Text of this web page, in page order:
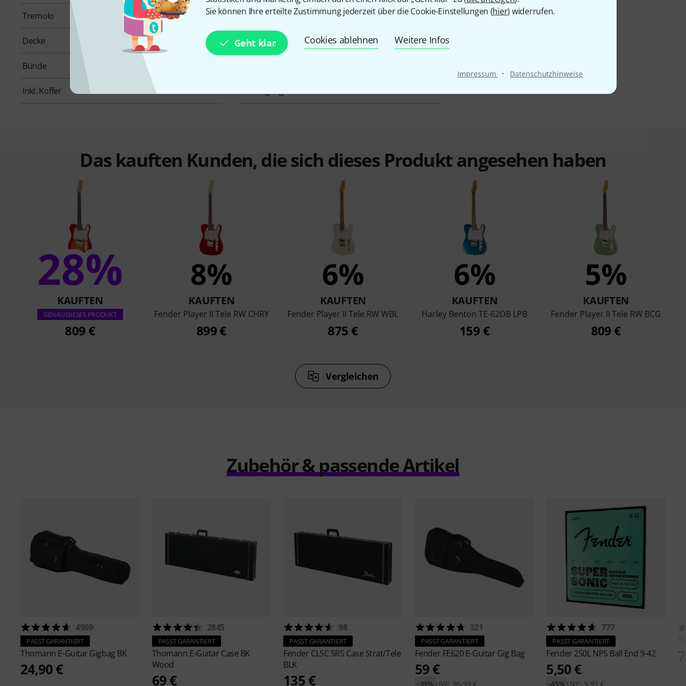
Sie können Ihre erteilte Zustimmung jederzeit über die Cookie-Einstellungen (hier) widerrufen.
Geht klar Cookies ablehnen Weitere Infos
Impressum · Datenschutzhinweise
Tremolo Nein Korpus Esche
Decke Keine Hals Ahorn
Bünde
Inkl. Koffer Nein Inkl. Gigbag Nein
Das kauften Kunden, die sich dieses Produkt angesehen haben
28%
KAUFTEN
GENAU DIESES PRODUKT
809 €
8%
KAUFTEN
Fender Player II Tele RW CHRY
899 €
6%
KAUFTEN
Fender Player II Tele RW WBL
875 €
6%
KAUFTEN
Harley Benton TE-62DB LPB
159 €
5%
KAUFTEN
Fender Player II Tele RW BCG
809 €
Vergleichen
Zubehör & passende Artikel
4969
PASST GARANTIERT
Thomann E-Guitar Gigbag BK
24,90 €
2845
PASST GARANTIERT
Thomann E-Guitar Case BK
Wood
69 €
98
PASST GARANTIERT
Fender CLSC SRS Case Strat/Tele
BLK
135 €
321
PASST GARANTIERT
Fender FE620 E-Guitar Gig Bag
59 €
UVP: 96,99 €
-39%
777
PASST GARANTIERT
Fender 250L NPS Ball End 9-42
5,50 €
UVP: 9,99 €
-45%